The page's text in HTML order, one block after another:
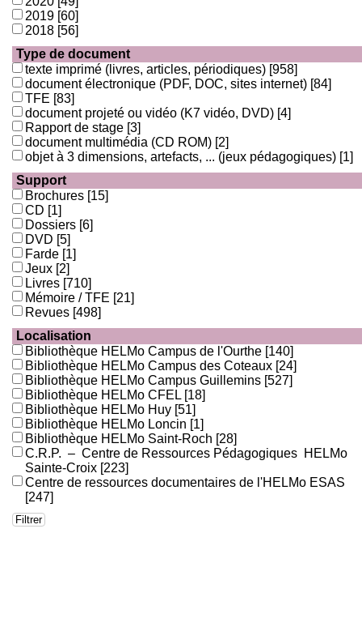
2019 [60]
2018 [56]
Type de document
texte imprimé (livres, articles, périodiques) [958]
document électronique (PDF, DOC, sites internet) [84]
TFE [83]
document projeté ou vidéo (K7 vidéo, DVD) [4]
Rapport de stage [3]
document multimédia (CD ROM) [2]
objet à 3 dimensions, artefacts, ... (jeux pédagogiques) [1]
Support
Brochures [15]
CD [1]
Dossiers [6]
DVD [5]
Farde [1]
Jeux [2]
Livres [710]
Mémoire / TFE [21]
Revues [498]
Localisation
Bibliothèque HELMo Campus de l'Ourthe [140]
Bibliothèque HELMo Campus des Coteaux [24]
Bibliothèque HELMo Campus Guillemins [527]
Bibliothèque HELMo CFEL [18]
Bibliothèque HELMo Huy [51]
Bibliothèque HELMo Loncin [1]
Bibliothèque HELMo Saint-Roch [28]
C.R.P. – Centre de Ressources Pédagogiques HELMo
Sainte-Croix [223]
Centre de ressources documentaires de l'HELMo ESAS
[247]